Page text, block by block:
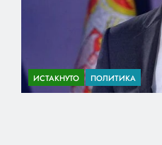
ИСТАКНУТО ПОЛИТИКА